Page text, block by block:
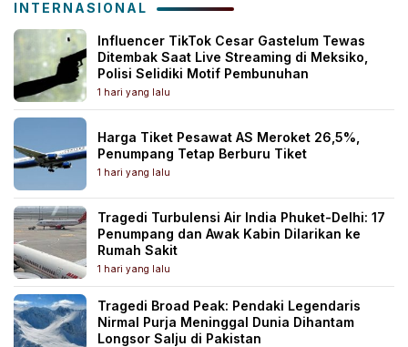
INTERNASIONAL
Influencer TikTok Cesar Gastelum Tewas
Ditembak Saat Live Streaming di Meksiko,
Polisi Selidiki Motif Pembunuhan
1 hari yang lalu
Harga Tiket Pesawat AS Meroket 26,5%,
Penumpang Tetap Berburu Tiket
1 hari yang lalu
Tragedi Turbulensi Air India Phuket-Delhi: 17
Penumpang dan Awak Kabin Dilarikan ke
Rumah Sakit
1 hari yang lalu
Tragedi Broad Peak: Pendaki Legendaris
Nirmal Purja Meninggal Dunia Dihantam
Longsor Salju di Pakistan